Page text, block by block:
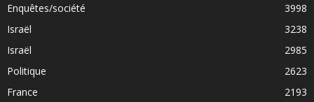
Enquêtes/société
3998
Israël
3238
Israël
2985
Politique
2623
France
2193